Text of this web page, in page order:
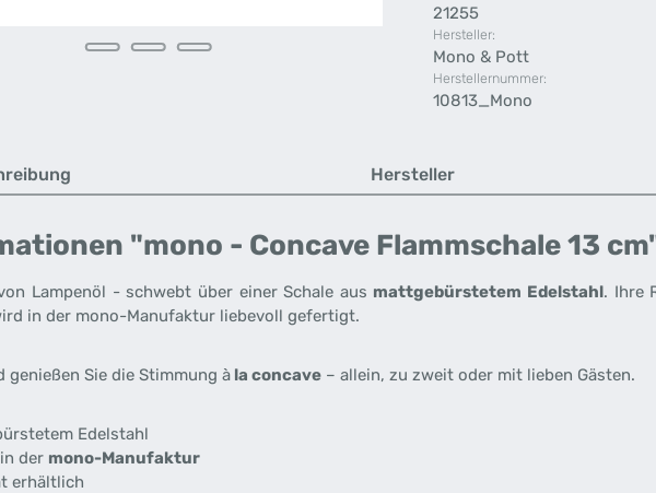
21255
Hersteller:
Mono & Pott
Herstellernummer:
10813_Mono
Hersteller
"mono - Concave Flammschale 13
Lampenöl - schwebt über einer Schale aus mattgebürstetem Edelstahl. Ihre
in der mono-Manufaktur liebevoll gefertigt.
genießen Sie die Stimmung à la concave – allein, zu zweit oder mit lieben Gästen.
Edelstahl
der mono-Manufaktur
erhältlich